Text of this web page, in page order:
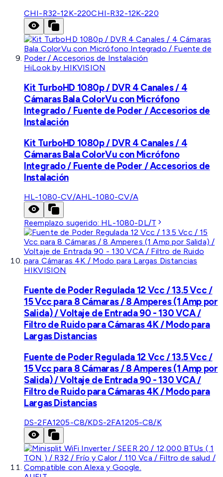
CHI-R32-12K-220CHI-R32-12K-220
HiLook by HIKVISION
Kit TurboHD 1080p / DVR 4 Canales / 4
Cámaras Bala ColorVu con Micrófono
Integrado / Fuente de Poder / Accesorios de
Instalación
Kit TurboHD 1080p / DVR 4 Canales / 4
Cámaras Bala ColorVu con Micrófono
Integrado / Fuente de Poder / Accesorios de
Instalación
HL-1080-CV/AHL-1080-CV/A
Reemplazo sugerido: HL-1080-DL/T
HIKVISION
Fuente de Poder Regulada 12 Vcc / 13.5 Vcc /
15 Vcc para 8 Cámaras / 8 Amperes (1 Amp por
Salida) / Voltaje de Entrada 90 - 130 VCA /
Filtro de Ruido para Cámaras 4K / Modo para
Largas Distancias
Fuente de Poder Regulada 12 Vcc / 13.5 Vcc /
15 Vcc para 8 Cámaras / 8 Amperes (1 Amp por
Salida) / Voltaje de Entrada 90 - 130 VCA /
Filtro de Ruido para Cámaras 4K / Modo para
Largas Distancias
DS-2FA1205-C8/KDS-2FA1205-C8/K